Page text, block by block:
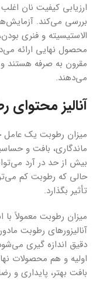
ارزیابی کیفیت نان
بررسی می‌کند.
الاستیسیته و فنری
محصول نهایی ارائه
مقرون به صرفه هستند
می‌دهند.
آنالیز محتوای
میزان رطوبت یک عامل
ماندگاری، بافت و
بیش از حد در آرد
حالی که رطوبت کم
تأثیر بگذارد.
میزان رطوبت معمولاً
آنالیزورهای رطوبت
دقیق اندازه گیری
اولیه و هم محصولات
بافت بهتر، پایداری